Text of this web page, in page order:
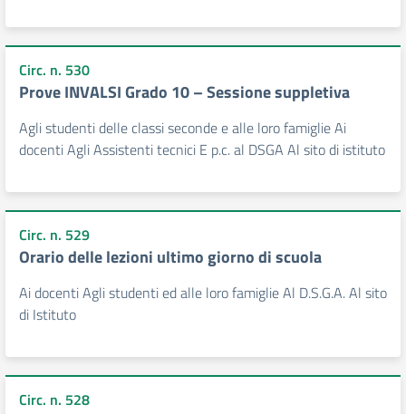
Circ. n. 530
Prove INVALSI Grado 10 – Sessione suppletiva
Agli studenti delle classi seconde e alle loro famiglie Ai
docenti Agli Assistenti tecnici E p.c. al DSGA Al sito di istituto
Circ. n. 529
Orario delle lezioni ultimo giorno di scuola
Ai docenti Agli studenti ed alle loro famiglie Al D.S.G.A. Al sito
di Istituto
Circ. n. 528